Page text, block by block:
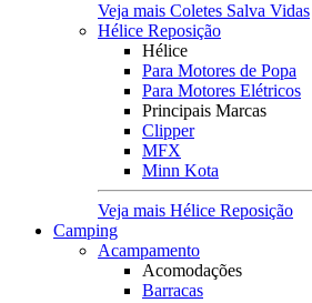
Veja mais Coletes Salva Vidas
Hélice Reposição
Hélice
Para Motores de Popa
Para Motores Elétricos
Principais Marcas
Clipper
MFX
Minn Kota
Veja mais Hélice Reposição
Camping
Acampamento
Acomodações
Barracas